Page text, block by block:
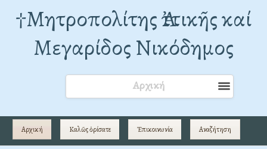
†Mητροπολίτης Ἀττικῆς καί
Μεγαρίδος Νικόδημος
Αρχική
Αρχική Καλῶς ὁρίσατε Ἐπικοινωνία Αναζήτηση